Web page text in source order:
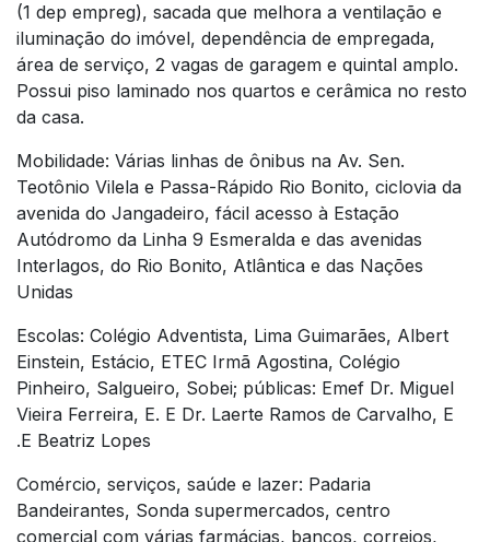
(1 dep empreg), sacada que melhora a ventilação e
iluminação do imóvel, dependência de empregada,
área de serviço, 2 vagas de garagem e quintal amplo.
Possui piso laminado nos quartos e cerâmica no resto
da casa.
Mobilidade: Várias linhas de ônibus na Av. Sen.
Teotônio Vilela e Passa-Rápido Rio Bonito, ciclovia da
avenida do Jangadeiro, fácil acesso à Estação
Autódromo da Linha 9 Esmeralda e das avenidas
Interlagos, do Rio Bonito, Atlântica e das Nações
Unidas
Escolas: Colégio Adventista, Lima Guimarães, Albert
Einstein, Estácio, ETEC Irmã Agostina, Colégio
Pinheiro, Salgueiro, Sobei; públicas: Emef Dr. Miguel
Vieira Ferreira, E. E Dr. Laerte Ramos de Carvalho, E
.E Beatriz Lopes
Comércio, serviços, saúde e lazer: Padaria
Bandeirantes, Sonda supermercados, centro
comercial com várias farmácias, bancos, correios,